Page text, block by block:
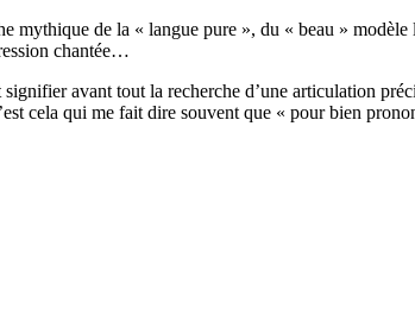
mythique de la « langue pure », du « beau »
chantée…
signifier avant tout la recherche d’une articulation
cela qui me fait dire souvent que « pour bien